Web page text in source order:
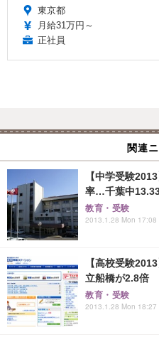
東京都
月給31万円～
正社員
関連
【中学受験
率…千葉中
教育・受験
2013.1.28 Mon 17:08
【高校受験
立船橋が2.8倍
教育・受験
2013.1.28 Mon 18:27